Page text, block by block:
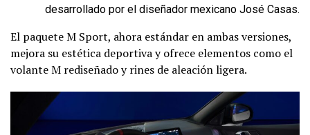
desarrollado por el diseñador mexicano José Casas.
El paquete M Sport, ahora estándar en ambas versiones,
mejora su estética deportiva y ofrece elementos como el
volante M rediseñado y rines de aleación ligera.